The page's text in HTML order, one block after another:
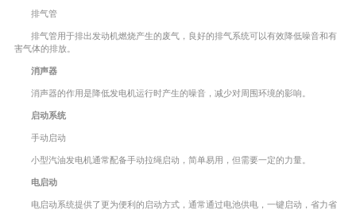
排气管
排气管用于排出发动机燃烧产生的废气，良好的排气系统可以有效降低噪音和有
害气体的排放。
消声器
消声器的作用是降低发电机运行时产生的噪音，减少对周围环境的影响。
启动系统
手动启动
小型汽油发电机通常配备手动拉绳启动，简单易用，但需要一定的力量。
电启动
电启动系统提供了更为便利的启动方式，通常通过电池供电，一键启动，省力省